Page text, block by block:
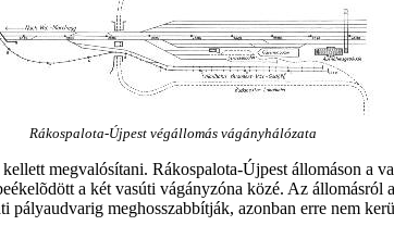
Rákospalota-Újpest végállomás vágányhálózata
megvalósítani. Rákospalota-Újpest állomáson a
a két vasúti vágányzóna közé. Az
meghosszabbítják, azonban erre nem